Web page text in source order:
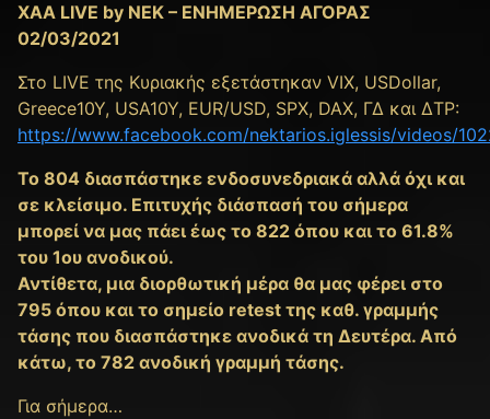
XAA LIVE by NEK – ΕΝΗΜΕΡΩΣΗ ΑΓΟΡΑΣ
02/03/2021
Στο LIVE της Κυριακής εξετάστηκαν VIX, USDollar,
Greece10Y, USA10Y, EUR/USD, SPX, DAX, ΓΔ και ΔΤΡ:
https://www.facebook.com/nektarios.iglessis/videos/
To 804 διασπάστηκε ενδοσυνεδριακά αλλά όχι και
σε κλείσιμο. Επιτυχής διάσπασή του σήμερα
μπορεί να μας πάει έως το 822 όπου και το 61.8%
του 1ου ανοδικού.
Αντίθετα, μια διορθωτική μέρα θα μας φέρει στο
795 όπου και το σημείο retest της καθ. γραμμής
τάσης που διασπάστηκε ανοδικά τη Δευτέρα. Από
κάτω, το 782 ανοδική γραμμή τάσης.
Για σήμερα…